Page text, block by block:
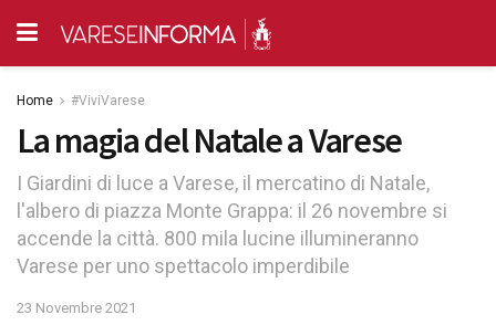
Home #ViviVarese
La magia del Natale a Varese
I Giardini di luce a Varese, il mercatino di Natale,
l'albero di piazza Monte Grappa: il 26 novembre si
accende la città. 800 mila lucine illumineranno
Varese per uno spettacolo imperdibile
23 Novembre 2021